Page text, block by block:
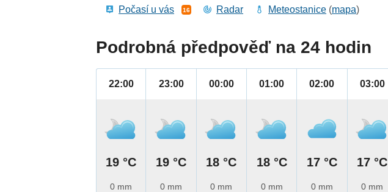
Počasí u vás 16 Radar Meteostanice (mapa)
Podrobná předpověď na 24 hodin
22:00
19 °C
0 mm
23:00
19 °C
0 mm
00:00
18 °C
0 mm
01:00
18 °C
0 mm
02:00
17 °C
0 mm
03:00
17 °C
0 mm